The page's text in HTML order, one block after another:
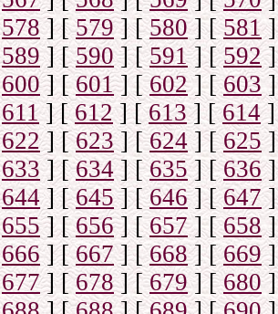
578] [579] [580] [581]
589] [590] [591] [592]
600] [601] [602] [603]
611] [612] [613] [614]
622] [623] [624] [ 625]
633] [634] [635] [636]
644] [645] [646] [647]
655] [656] [657] [658]
666] [667] [668] [669]
677] [678] [679] [ 680]